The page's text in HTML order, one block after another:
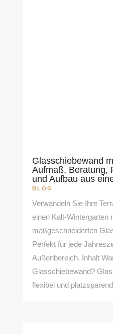
Glasschiebewand
Aufmaß, Beratung,
und Aufbau aus
BLOG
Verwandeln Sie Ihre
einen Kalt-Wintergarten
maßgeschneiderten
Perfekt für jede
Außenbereich. Inhalt
Glasschiebewand?
flexibel und